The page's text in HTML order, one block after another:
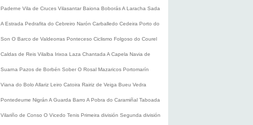
Paderne Vila de Cruces Vilasantar Baiona BoborásA Laracha Sada
A Estrada Pedrafita do Cebreiro Narón Carballedo Cedeira Porto do
Son O Barco de Valdeorras Ponteceso Ciclismo Folgoso do Courel
Caldas de Reis Vilalba Irixoa Laza Chantada A Capela Navia de
Suarna Pazos de Borbén Sober O Rosal Mazaricos Portomarín
Viana do Bolo Allariz Leiro Catoira Rairiz de Veiga Bueu Vedra
Pontedeume Nigrán A Guarda Barro A Pobra do Caramiñal Taboada
Vilariño de Conso O Vicedo Tenis Primeira división Segunda división